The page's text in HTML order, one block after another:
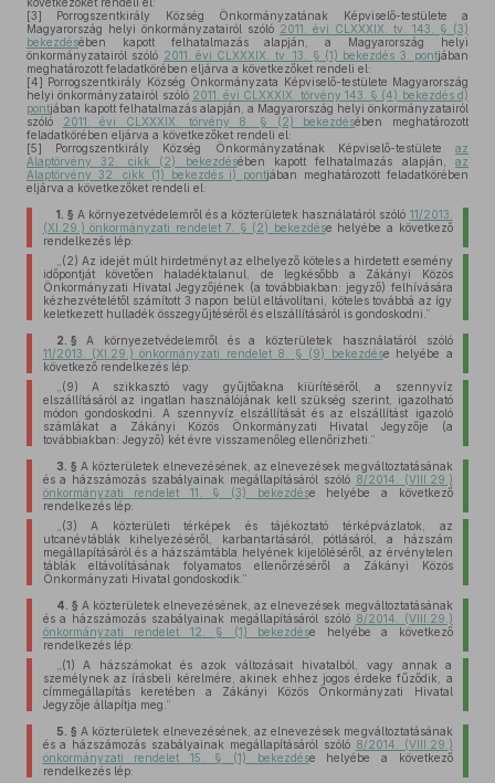
[3] Porrogszentkirály Község Önkormányzatának Képviselő-testülete a
Magyarország helyi önkormányzatairól szóló 2011. évi CLXXXIX. tv. 143. § (3)
bekezdésében kapott felhatalmazás alapján, a Magyarország helyi
önkormányzatairól szóló 2011. évi CLXXXIX. tv. 13. § (1) bekezdés 3. pontjában
meghatározott feladatkörében eljárva a következőket rendeli el:
[4] Porrogszentkirály Község Önkormányzata Képviselő-testülete Magyarország
helyi önkormányzatairól szóló 2011. évi CLXXXIX. törvény 143. § (4) bekezdés d)
pontjában kapott felhatalmazás alapján, a Magyarország helyi önkormányzatairól
szóló
2011. évi CLXXXIX. törvény 8. § (2) bekezdésében meghatározott
feladatkörében eljárva a következőket rendeli el:
[5] Porrogszentkirály Község Önkormányzatának Képviselő-testülete az
Alaptörvény 32. cikk (2) bekezdésében kapott felhatalmazás alapján, az
Alaptörvény 32. cikk (1) bekezdés i) pontjában meghatározott feladatkörében
eljárva a következőket rendeli el:
1. § A környezetvédelemről és a közterületek használatáról szóló 11/2013.
(XI.29.) önkormányzati rendelet 7. § (2) bekezdése helyébe a következő
rendelkezés lép:
„(2) Az idejét múlt hirdetményt az elhelyező köteles a hirdetett esemény
időpontját követően haladéktalanul, de legkésőbb a Zákányi Közös
Önkormányzati Hivatal Jegyzőjének (a továbbiakban: jegyző) felhívására
kézhezvételétől számított 3 napon belül eltávolítani, köteles továbbá az így
keletkezett hulladék összegyűjtéséről és elszállításáról is gondoskodni.”
2. § A környezetvédelemről és a közterületek használatáról szóló
11/2013. (XI.29.) önkormányzati rendelet 8. § (9) bekezdése helyébe a
következő rendelkezés lép:
„(9) A szikkasztó vagy gyűjtőakna kiürítéséről, a szennyvíz
elszállításáról az ingatlan használójának kell szükség szerint, igazolható
módon gondoskodni. A szennyvíz elszállítását és az elszállítást igazoló
számlákat a Zákányi Közös Önkormányzati Hivatal Jegyzője (a
továbbiakban: Jegyző) két évre visszamenőleg ellenőrizheti.”
3. § A közterületek elnevezésének, az elnevezések megváltoztatásának
és a házszámozás szabályainak megállapításáról szóló 8/2014. (VIII.29.)
önkormányzati rendelet 11. § (3) bekezdése helyébe a következő
rendelkezés lép:
„(3) A közterületi térképek és tájékoztató térképvázlatok, az
utcanévtáblák kihelyezéséről, karbantartásáról, pótlásáról, a házszám
megállapításáról és a házszámtábla helyének kijelöléséről, az érvénytelen
táblák eltávolításának folyamatos ellenőrzéséről a Zákányi Közös
Önkormányzati Hivatal gondoskodik.”
4. § A közterületek elnevezésének, az elnevezések megváltoztatásának
és a házszámozás szabályainak megállapításáról szóló 8/2014. (VIII.29.)
önkormányzati rendelet 12. § (1) bekezdése helyébe a következő
rendelkezés lép:
„(1) A házszámokat és azok változásait hivatalból, vagy annak a
személynek az írásbeli kérelmére, akinek ehhez jogos érdeke fűződik, a
címmegállapítás keretében a Zákányi Közös Önkormányzati Hivatal
Jegyzője állapítja meg.”
5. § A közterületek elnevezésének, az elnevezések megváltoztatásának
és a házszámozás szabályainak megállapításáról szóló 8/2014. (VIII.29.)
önkormányzati rendelet 15. § (1) bekezdése helyébe a következő
rendelkezés lép: